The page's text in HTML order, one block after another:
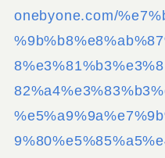
onebyone.com/